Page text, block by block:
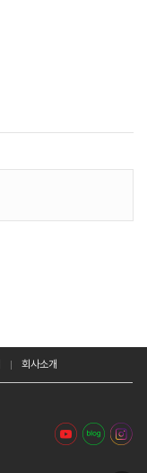
회사소개